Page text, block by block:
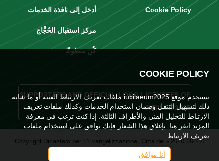
Cookie Policy أدخل إلى نافذة الخدمات
مركز استقبال الحُجَّاج
كُن متطوعًا
SUPPORTERS AND OFFICIAL LOGO LICENSEES OF
JUBILEE 2025
©2022 2026 - Copyright Dicastero per L'Evangelizzazione, Città del
Vaticano. Tutti i diritti sono riservati.
COOKIE POLICY
يستخدم موقع iubilaeum2025 ملفات تعريف الارتباط الفنية أو ما شابه
ذلك لتسهيل التنقل وضمان استخدام الخدمات وكذلك ملفات تعريف
الارتباط للتحليل الفني والأطراف الثالثة. إذا كنت ترغب في معرفة
المزيد انقر هنا . بإغلاق هذا الشعار فإنك توافق على استخدام ملفات
تعريف الارتباط.
أنا موافق